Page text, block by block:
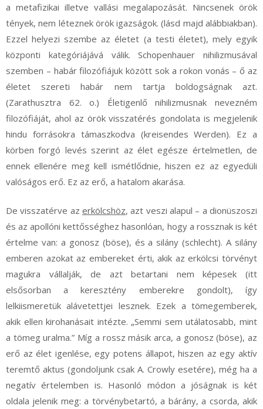
a metafizikai illetve vallási megalapozását. Nincsenek örök
tények, nem léteznek örök igazságok. (lásd majd alábbiakban).
Ezzel helyezi szembe az életet (a testi életet), mely egyik
központi kategóriájává válik. Schopenhauer nihilizmusával
szemben – habár filozófiájuk között sok a rokon vonás – ő az
életet szereti habár nem tartja boldogságnak azt.
(Zarathusztra 62. o.) Életigenlő nihilizmusnak nevezném
filozófiáját, ahol az örök visszatérés gondolata is megjelenik
hindu forrásokra támaszkodva (kreisendes Werden). Ez a
körben forgó levés szerint az élet egésze értelmetlen, de
ennek ellenére meg kell ismétlődnie, hiszen ez az egyedüli
valóságos erő. Ez az erő, a hatalom akarása.
De visszatérve az erkölcshöz, azt veszi alapul – a dionüszoszi
és az apollóni kettősséghez hasonlóan, hogy a rossznak is két
értelme van: a gonosz (böse), és a silány (schlecht). A silány
emberen azokat az embereket érti, akik az erkölcsi törvényt
magukra vállalják, de azt betartani nem képesek (itt
elsősorban a keresztény emberekre gondolt), így
lelkiismeretük alávetettjei lesznek. Ezek a tömegemberek,
akik ellen kirohanásait intézte. „Semmi sem utálatosabb, mint
a tömeg uralma.” Míg a rossz másik arca, a gonosz (böse), az
erő az élet igenlése, egy potens állapot, hiszen az egy aktív
teremtő aktus (gondoljunk csak A. Crowly esetére), még ha a
negatív értelemben is. Hasonló módon a jóságnak is két
oldala jelenik meg: a törvénybetartó, a bárány, a csorda, akik